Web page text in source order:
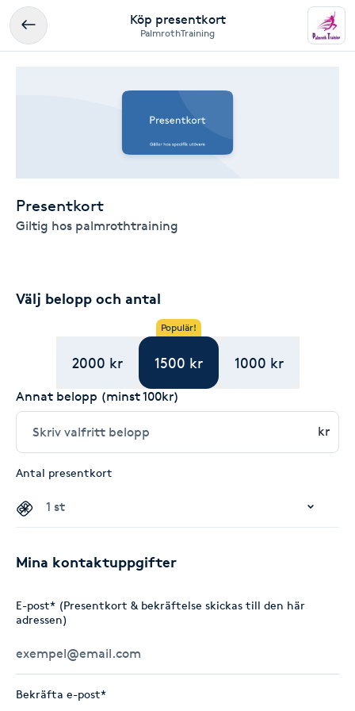
Köp presentkort
PalmrothTraining
Presentkort
Giltig hos palmrothtraining
Välj belopp och antal
2000 kr
Populär!
1500 kr 1000 kr
Annat belopp (minst 100kr)
kr
Antal presentkort
Mina kontaktuppgifter
E-post* (Presentkort & bekräftelse skickas till den här
adressen)
Bekräfta e-post*